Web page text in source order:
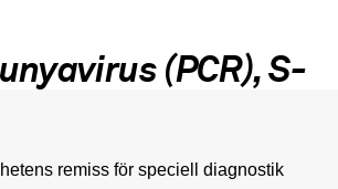
(PCR), S-
remiss för speciell diagnostik